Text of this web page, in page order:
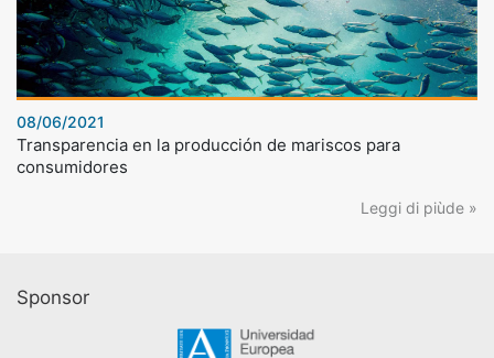
08/06/2021
Transparencia en la producción de mariscos para
consumidores
Leggi di piùde »
Sponsor